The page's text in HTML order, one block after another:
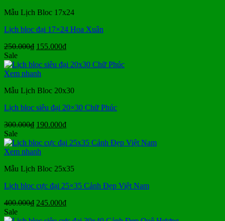
Mẫu Lịch Bloc 17x24
Lịch bloc đại 17×24 Hoa Xuân
250.000₫ Giá
là:
250.000₫.
155.000₫Giá
tại
Sale
Xem nhanh
Mẫu Lịch Bloc 20x30
Lịch bloc siêu đại 20×30 Chữ Phúc
300.000₫ Giá
là:
300.000₫.
190.000₫Giá
tại
Sale
Xem nhanh
Mẫu Lịch Bloc 25x35
Lịch bloc cực đại 25×35 Cảnh Đẹp Việt Nam
400.000₫ Giá
245.000₫Giá
Sale